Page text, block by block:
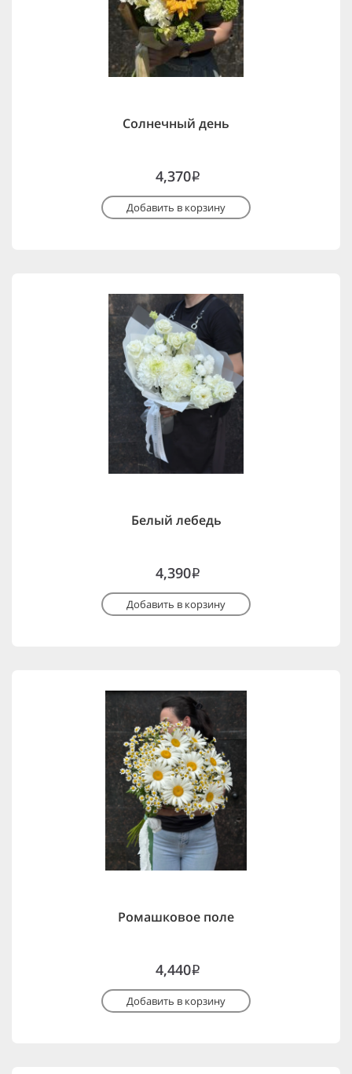
Солнечный день
4,370i
Добавить в корзину
Белый лебедь
4,390i
Добавить в корзину
Ромашковое поле
4,440i
Добавить в корзину